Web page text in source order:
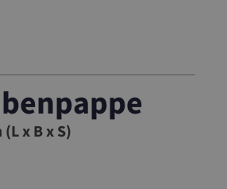
x B x S)